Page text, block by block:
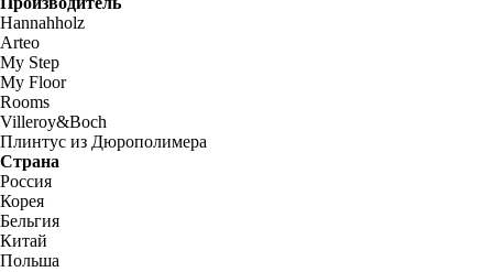
Hannahholz
Arteo
My Step
My Floor
Rooms
Villeroy&Boch
Плинтус из Дюрополимера
Страна
Россия
Корея
Бельгия
Китай
Польша